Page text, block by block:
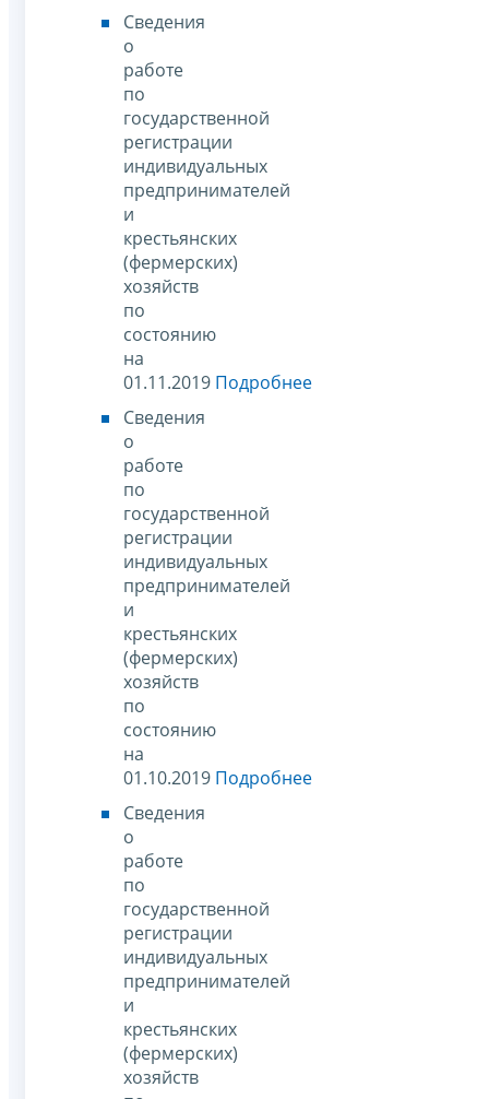
Сведения
о
работе
по
государственной
регистрации
индивидуальных
предпринимателей
и
крестьянских
(фермерских)
хозяйств
по
состоянию
на
01.11.2019 Подробнее
Сведения
о
работе
по
государственной
регистрации
индивидуальных
предпринимателей
и
крестьянских
(фермерских)
хозяйств
по
состоянию
на
01.10.2019 Подробнее
Сведения
о
работе
по
государственной
регистрации
индивидуальных
предпринимателей
и
крестьянских
(фермерских)
хозяйств